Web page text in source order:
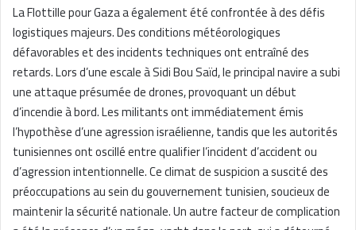
La Flottille pour Gaza a également été confrontée à des défis
logistiques majeurs. Des conditions météorologiques
défavorables et des incidents techniques ont entraîné des
retards. Lors d’une escale à Sidi Bou Saïd, le principal navire a subi
une attaque présumée de drones, provoquant un début
d’incendie à bord. Les militants ont immédiatement émis
l’hypothèse d’une agression israélienne, tandis que les autorités
tunisiennes ont oscillé entre qualifier l’incident d’accident ou
d’agression intentionnelle. Ce climat de suspicion a suscité des
préoccupations au sein du gouvernement tunisien, soucieux de
maintenir la sécurité nationale. Un autre facteur de complication